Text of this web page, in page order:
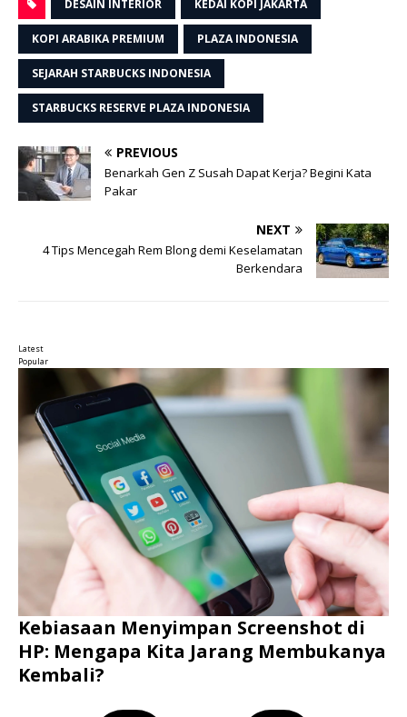
DESAIN INTERIOR KEDAI KOPI JAKARTA
KOPI ARABIKA PREMIUM PLAZA INDONESIA
SEJARAH STARBUCKS INDONESIA
STARBUCKS RESERVE PLAZA INDONESIA
PREVIOUS
Benarkah Gen Z Susah Dapat Kerja? Begini Kata
Pakar
NEXT
4 Tips Mencegah Rem Blong demi Keselamatan
Berkendara
Latest
Popular
Kebiasaan Menyimpan Screenshot di
HP: Mengapa Kita Jarang Membukanya
Kembali?